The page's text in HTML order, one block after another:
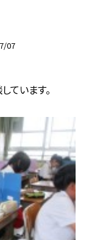
07
ています。